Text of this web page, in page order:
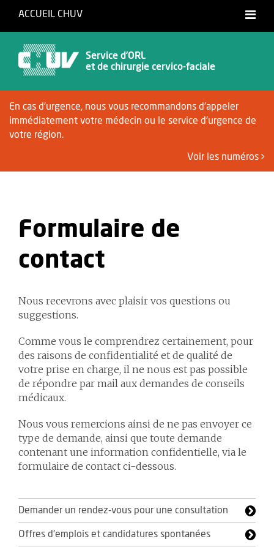
ACCUEIL CHUV
Service d’ORL
et de chirurgie cervico-faciale
En cas d'urgence, nous vous recommandons d'appeler
immédiatement votre médecin ou le service d'urgence de
votre région.
Voir les numéros
Formulaire de
contact
Nous recevrons avec plaisir vos questions ou
suggestions.
Comme vous le comprendrez certainement, pour
des raisons de confidentialité et de qualité de
votre prise en charge, il ne nous est pas possible
de répondre par mail aux demandes de conseils
médicaux.
Nous vous remercions ainsi de ne pas envoyer ce
type de demande, ainsi que toute demande
contenant une information confidentielle, via le
formulaire de contact ci-dessous.
Demander un rendez-vous pour une consultation
Offres d'emplois et candidatures spontanées